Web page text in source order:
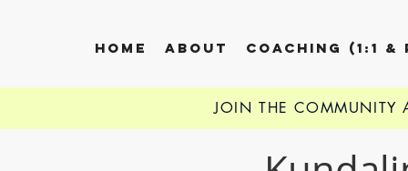
HOME ABOUT COACHING (1:1 &
JOIN THE COMMUNITY